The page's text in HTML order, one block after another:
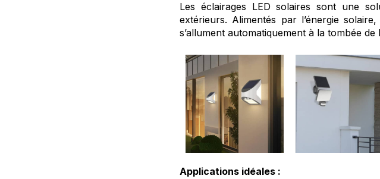
Les éclairages LED solaires sont une
extérieurs. Alimentés par l’énergie
s’allument automatiquement à la tombée de
Applications idéales :